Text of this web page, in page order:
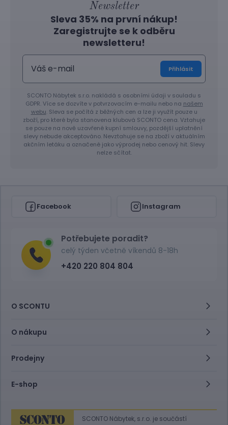
Newsletter
Sleva 35% na první nákup!
Zaregistrujte se k odběru
newsletteru!
Přihlásit
SCONTO Nábytek s.r.o. nakládá s osobními údaji v souladu s
GDPR. Více se dozvíte v potvrzovacím e-mailu nebo na našem
webu. Sleva se počítá z běžných cen a lze ji využít pouze u
zboží, pro které byla stanovena klubová SCONTO cena. Vztahuje
se pouze na nově uzavřené kupní smlouvy, pozdější uplatnění
slevy nebude akceptováno. Nevztahuje se na zboží v aktuálním
akčním letáku a označené jako výprodej nebo cenový hit. Slevy
nelze sčítat.
Facebook Instagram
Potřebujete poradit?
celý týden včetně víkendů 8-18h
+420 220 804 804
O SCONTU
O nákupu
Prodejny
E-shop
SCONTO Nábytek, s.r.o. je součástí